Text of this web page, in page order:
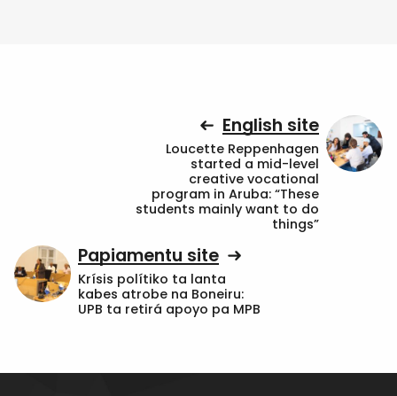
English site
Loucette Reppenhagen
started a mid-level
creative vocational
program in Aruba: “These
students mainly want to do
things”
Papiamentu site
Krísis polítiko ta lanta
kabes atrobe na Boneiru:
UPB ta retirá apoyo pa MPB